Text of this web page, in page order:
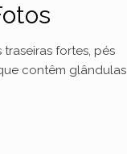
fortes, pés
contêm glândulas